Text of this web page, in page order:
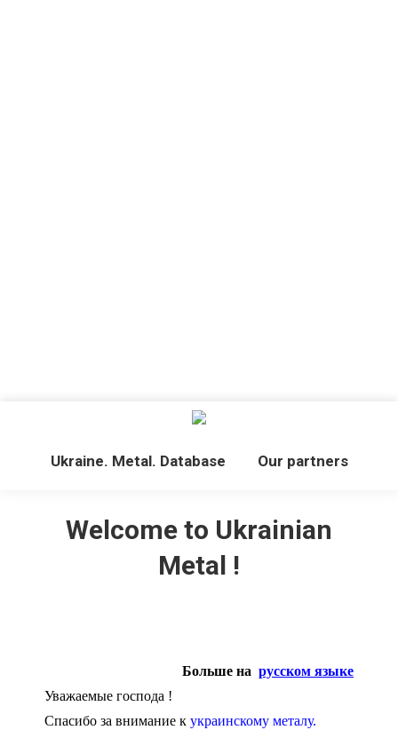
Ukraine. Metal. Database Our partners
Welcome to Ukrainian
Metal !
Больше на русском языке
Уважаемые господа !
Спасибо за внимание к украинскому металу.